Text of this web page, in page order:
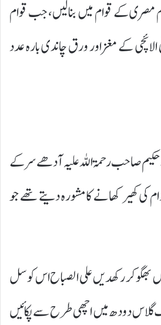
کر ۲۰۰ گرام مصری کے قوام میں بنالیں، جب قوام
چھوٹی الائچی کے مغز اور ورق چاندی بارہ عدد
صاحب رحمۃ اللہ علیہ آدھے سر کے
کی کھیر کھانے کا مشورہ دیتے تھے جو
میں بھگو کر رکھدیں علی الصباح اس کو سل
گلاس دودھ میں اچھی طرح سے پکائیں